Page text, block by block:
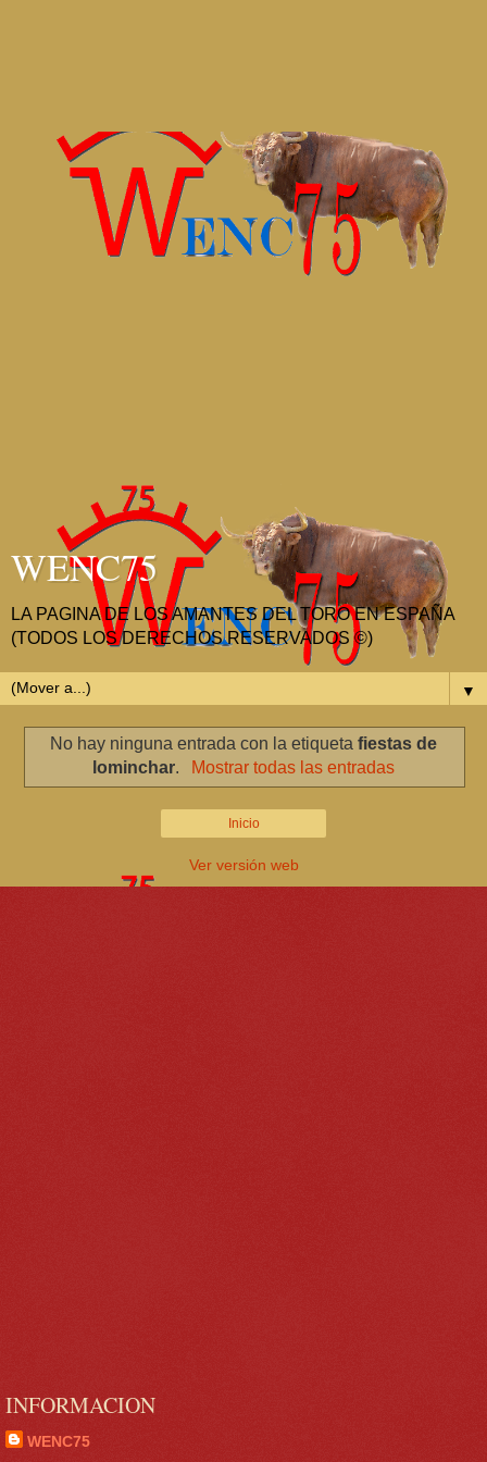
WENC75
LA PAGINA DE LOS AMANTES DEL TORO EN ESPAÑA
(TODOS LOS DERECHOS RESERVADOS ©)
▼
No hay ninguna entrada con la etiqueta fiestas de
lominchar. Mostrar todas las entradas
Inicio
Ver versión web
INFORMACION
WENC75